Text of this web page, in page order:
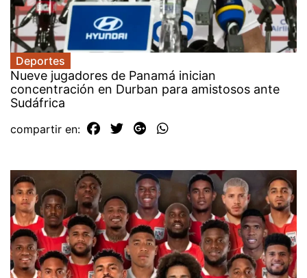
Deportes
Nueve jugadores de Panamá inician
concentración en Durban para amistosos ante
Sudáfrica
compartir en: